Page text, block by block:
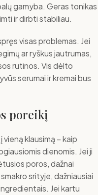
gamyba. Geras tonikas
ir dirbti stabiliau.
visas problemas. Jei
ar ryškus jautrumas,
rutinos. Vis dėlto
serumai ir kremai bus
poreikį
klausimą – kaip
dienomis. Jei ji
poros, dažnai
srityje, dažniausiai
Jei kartu